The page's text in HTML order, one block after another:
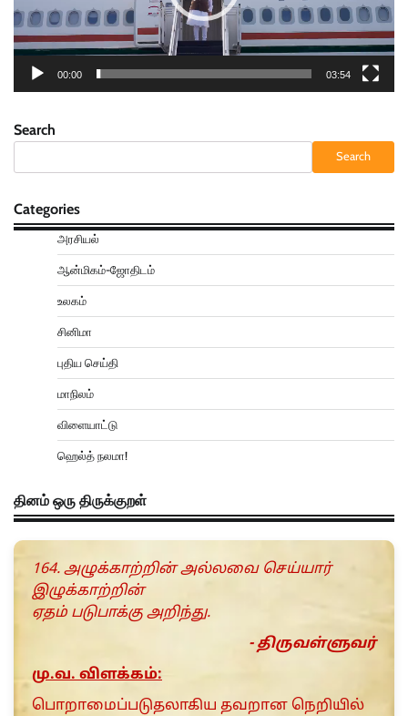
00:00 03:54
Search
Search
Categories
அரசியல்
ஆன்மிகம்-ஜோதிடம்
உலகம்
சினிமா
புதிய செய்தி
மாநிலம்
விளையாட்டு
ஹெல்த் நலமா!
தினம் ஒரு திருக்குறள்
164. அழுக்காற்றின் அல்லவை செய்யார்
இழுக்காற்றின்
ஏதம் படுபாக்கு அறிந்து.
- திருவள்ளுவர்
மு.வ. விளக்கம்:
பொறாமைப்படுதலாகிய தவறான நெறியில்